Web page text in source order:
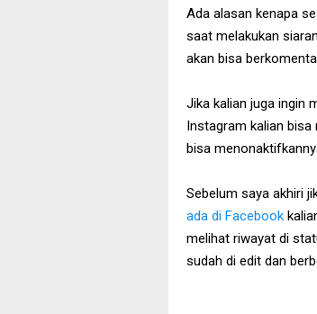
Ada alasan kenapa
saat melakukan
akan bisa
Jika kalian juga ingin
Instagram kalian
bisa
Sebelum saya akhiri
ada di Facebook
melihat riwayat di
sudah di edit dan